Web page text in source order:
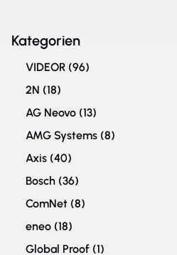
Kategorien
VIDEOR (96)
2N (18)
AG Neovo (13)
AMG Systems (8)
Axis (40)
Bosch (36)
ComNet (8)
eneo (18)
Global Proof (1)